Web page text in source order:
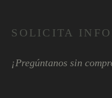
SOLICITA
¡Pregúntanos sin